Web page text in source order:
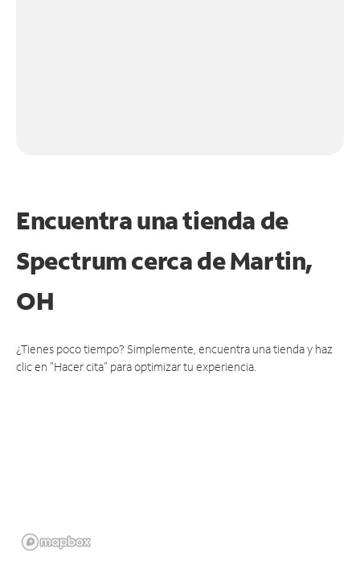
Encuentra una tienda de
Spectrumcerca de Martin,
OH
¿Tienes poco tiempo? Simplemente, encuentra una tienda y haz
clic en "Hacer cita" para optimizar tu experiencia.